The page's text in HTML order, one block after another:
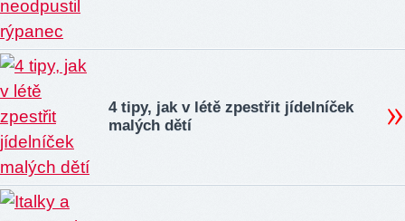
4 tipy, jak v létě zpestřit jídelníček
malých dětí